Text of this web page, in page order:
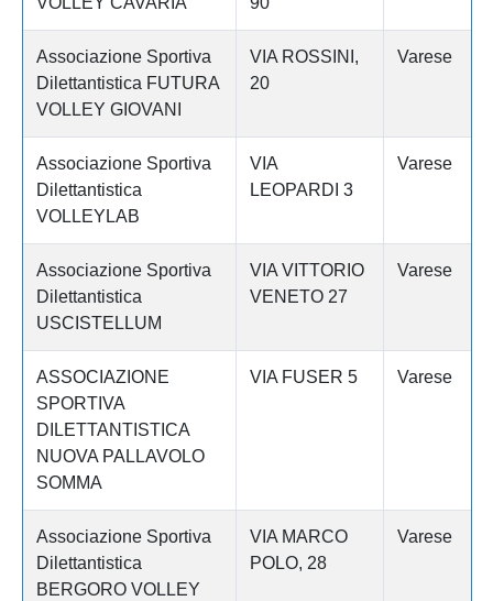
Associazione Sportiva
Dilettantistica FUTURA
VOLLEY GIOVANI
VIA ROSSINI,
20
Varese
Associazione Sportiva
Dilettantistica
VOLLEYLAB
VIA
LEOPARDI 3
Varese
Associazione Sportiva
Dilettantistica
USCISTELLUM
VIA VITTORIO
VENETO 27
Varese
ASSOCIAZIONE
SPORTIVA
DILETTANTISTICA
NUOVA PALLAVOLO
SOMMA
VIA FUSER 5 Varese
Associazione Sportiva
Dilettantistica
BERGORO VOLLEY
VIA MARCO
POLO, 28
Varese